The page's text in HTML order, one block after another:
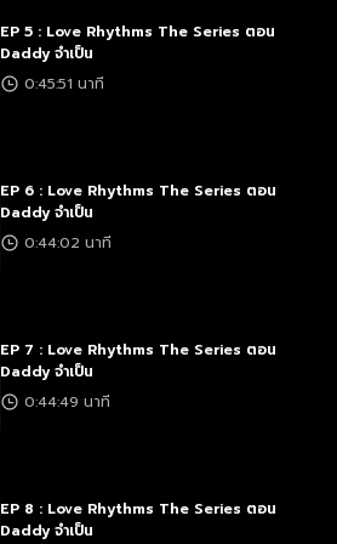
EP 5 : Love Rhythms The Series ตอน
Daddy จำเป็น
0:45:51 นาที
EP 6 : Love Rhythms The Series ตอน
Daddy จำเป็น
0:44:02 นาที
EP 7 : Love Rhythms The Series ตอน
Daddy จำเป็น
0:44:49 นาที
EP 8 : Love Rhythms The Series ตอน
Daddy จำเป็น